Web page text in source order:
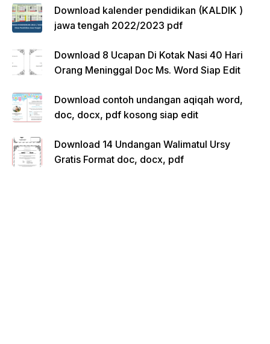
Download kalender pendidikan (KALDIK )
jawa tengah 2022/2023 pdf
Download 8 Ucapan Di Kotak Nasi 40 Hari
Orang Meninggal Doc Ms. Word Siap Edit
Download contoh undangan aqiqah word,
doc, docx, pdf kosong siap edit
Download 14 Undangan Walimatul Ursy
Gratis Format doc, docx, pdf